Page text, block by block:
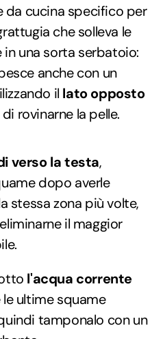
da cucina specifico per
che solleva le
in una sorta serbatoio:
anche con un
il lato opposto
rovinarne la pelle.
verso la testa,
dopo averle
stessa zona più volte,
il maggior
l'acqua corrente
ultime squame
tamponalo con un